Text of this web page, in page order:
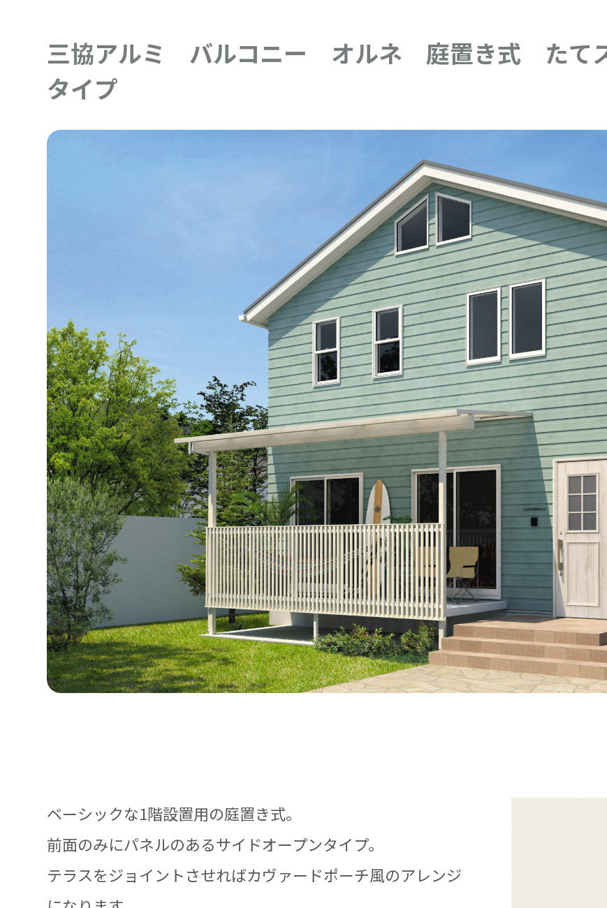
三協アルミ バルコニー オルネ 庭置き式 たて
タイプ
ベーシックな1階設置用の庭置き式。
前面のみにパネルのあるサイドオープンタイプ。
テラスをジョイントさせればカヴァードポーチ風のアレンジ